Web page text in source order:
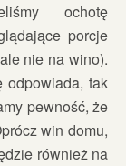
ochotę
porcje
nie na wino).
odpowiada, tak
pewność, że
win domu,
również na